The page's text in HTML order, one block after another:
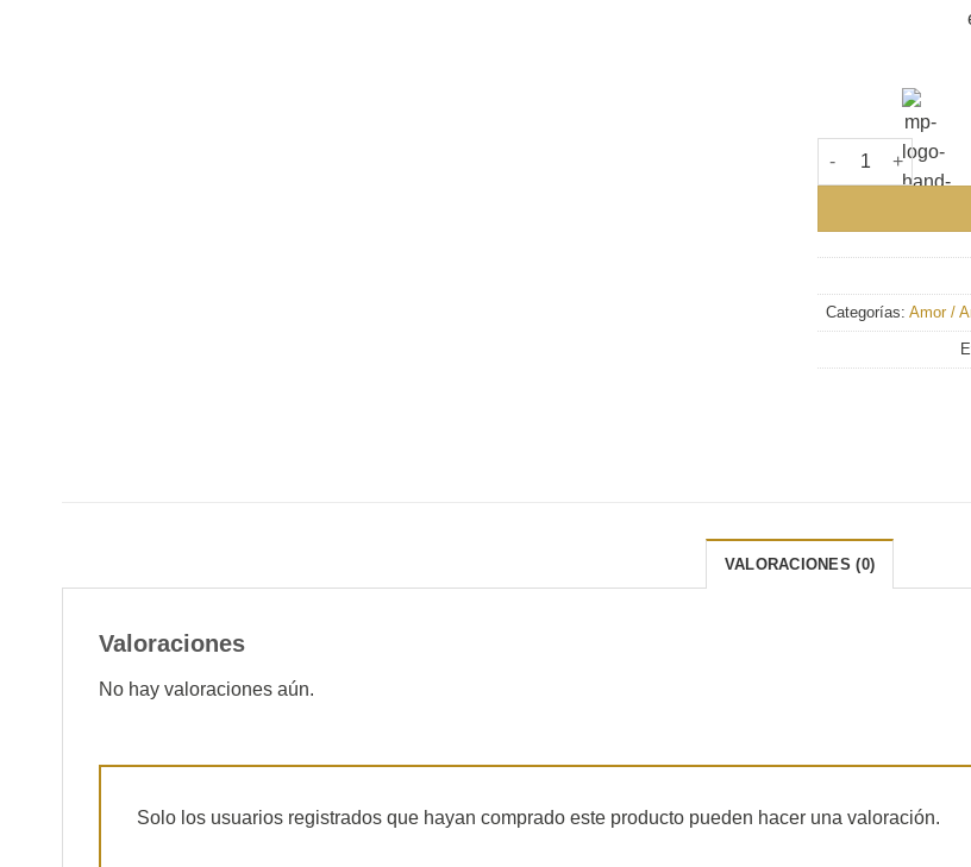
Maxi-Ramo
Categorías: Amor /
VALORACIONES (0)
Valoraciones
No hay valoraciones aún.
Solo los usuarios registrados que hayan comprado este producto pueden hacer una valoración.